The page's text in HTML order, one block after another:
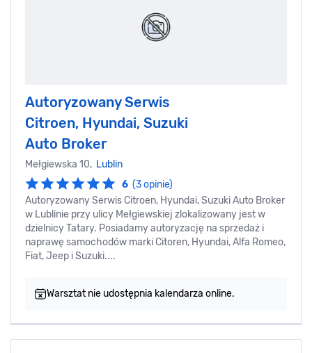
Autoryzowany Serwis
Citroen, Hyundai, Suzuki
Auto Broker
Mełgiewska 10, Lublin
6 (3 opinie)
Autoryzowany Serwis Citroen, Hyundai, Suzuki Auto Broker
w Lublinie przy ulicy Mełgiewskiej zlokalizowany jest w
dzielnicy Tatary. Posiadamy autoryzację na sprzedaż i
naprawę samochodów marki Citoren, Hyundai, Alfa Romeo,
Fiat, Jeep i Suzuki....
Warsztat nie udostępnia kalendarza online.